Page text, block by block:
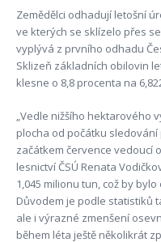
Zemědělci odhadují letošní
ve kterých se sklízelo přes
vyplývá z prvního odhadu
Sklizeň základních obilovin
klesne o 8,8 procenta na
„Vedle nižšího hektarového
plocha od počátku sledování
začátkem července vedoucí
lesnictví ČSÚ Renata
1,045 milionu tun, což by
Důvodem je podle statistiků
ale i výrazné zmenšení
během léta ještě několikrát